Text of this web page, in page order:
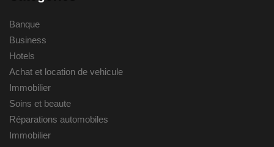
Banque
Business
Hotels
Achat et location de vehicule
Immobilier
Soins et beaute
Réparations automobiles
Immobilier